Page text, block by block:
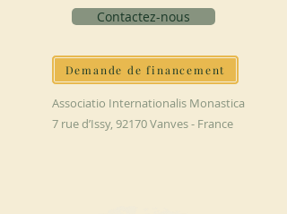
Contactez-nous
Demande de financement
Associatio Internationalis Monastica
7 rue d’Issy, 92170 Vanves - France